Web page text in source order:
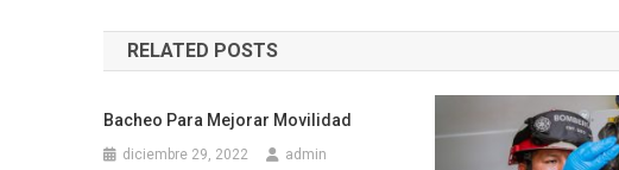
de
entradas
RELATED POSTS
Bacheo Para Mejorar Movilidad
diciembre 29, 2022 admin